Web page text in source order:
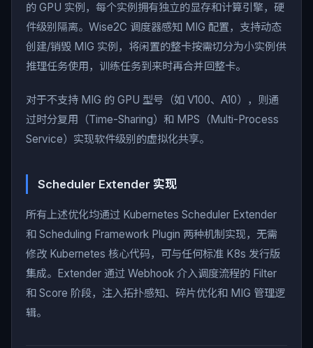
的 GPU 实例，每个实例拥有独立的显存和计算引擎，硬
件级别隔离。Wise2C 调度器感知 MIG 配置，支持动态
创建/销毁 MIG 实例，将闲置的整卡按需切分为小实例供
推理任务使用，训练任务到来时再合并回整卡。
对于不支持 MIG 的 GPU 型号（如 V100、A10），则通
过时分复用（Time-Sharing）和 MPS（Multi-Process
Service）实现软件级别的虚拟化共享。
Scheduler Extender 实现
所有上述优化均通过 Kubernetes Scheduler Extender
和 Scheduling Framework Plugin 两种机制实现，无需
修改 Kubernetes 核心代码，可与任何标准 K8s 发行版
集成。Extender 通过 Webhook 介入调度流程的 Filter
和 Score 阶段，注入拓扑感知、碎片优化和 MIG 管理逻
辑。